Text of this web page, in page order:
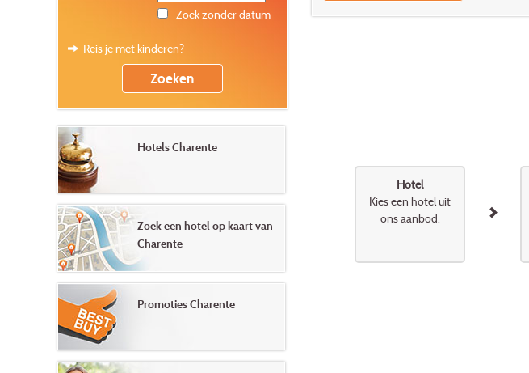
Hotel
Kies een hotel uit
ons aanbod.
Zoek zonder datum
Reis je met kinderen?
Hotels Charente
Zoek een hotel op kaart van
Charente
Promoties Charente